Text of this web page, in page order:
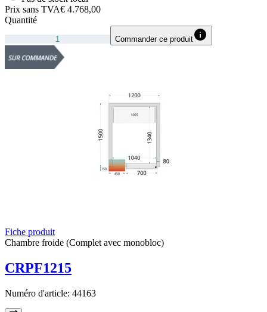
Prix sans TVA€ 4.768,00
Quantité
Commander ce produit
Fiche produit
Chambre froide (Complet avec monobloc)
CRPF1215
Numéro d'article: 44163